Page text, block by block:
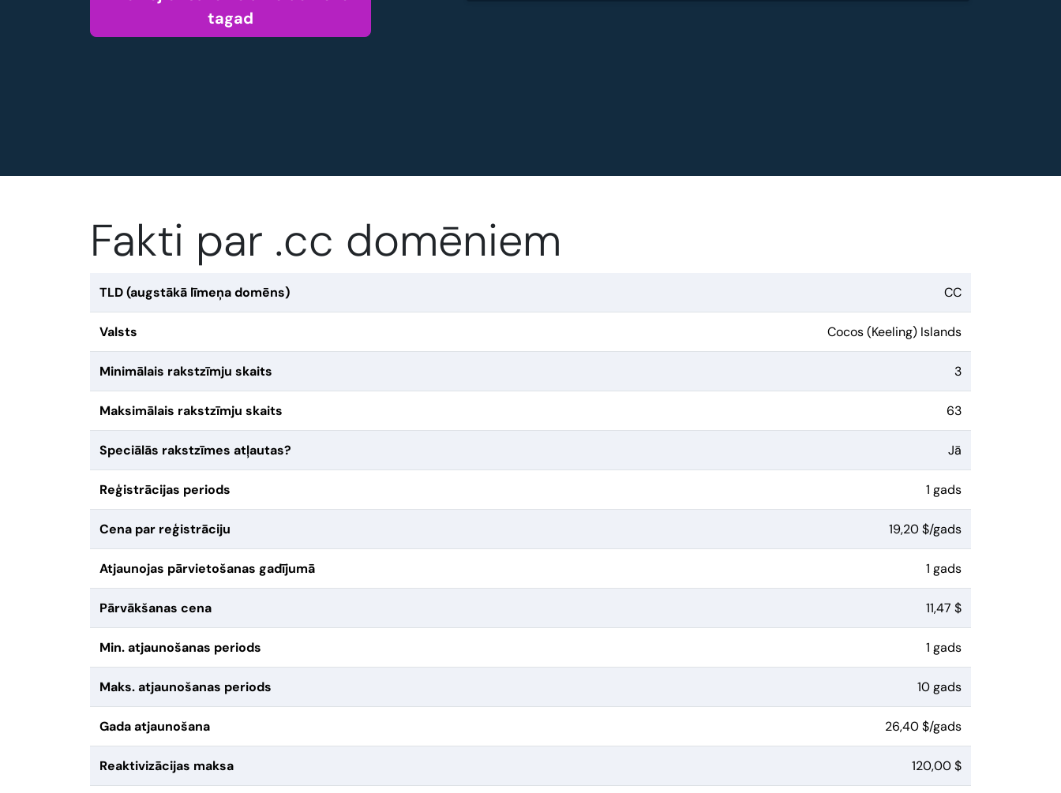
tagad
Fakti par .cc domēniem
TLD (augstākā līmeņa domēns) CC
Valsts Cocos (Keeling) Islands
Minimālais rakstzīmju skaits 3
Maksimālais rakstzīmju skaits 63
Speciālās rakstzīmes atļautas? Jā
Reģistrācijas periods 1 gads
Cena par reģistrāciju 19,20 $/gads
Atjaunojas pārvietošanas gadījumā 1 gads
Pārvākšanas cena 11,47 $
Min. atjaunošanas periods 1 gads
Maks. atjaunošanas periods 10 gads
Gada atjaunošana 26,40 $/gads
Reaktivizācijas maksa 120,00 $